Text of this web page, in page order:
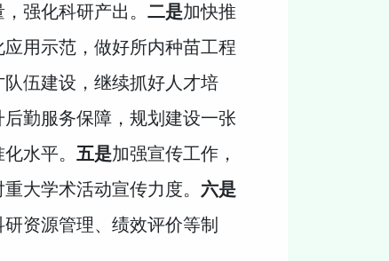
强化科研产出。 二是加快推
用示范，做好所内种苗工程
伍建设，继续抓好人才培
勤服务保障，规划建设一张
水平。 五是加强宣传工作，
大学术活动宣传力度。 六是
资源管理、绩效评价等制